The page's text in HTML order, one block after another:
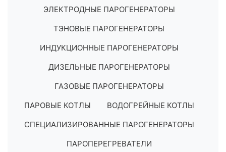
ЭЛЕКТРОДНЫЕ ПАРОГЕНЕРАТОРЫ
ТЭНОВЫЕ ПАРОГЕНЕРАТОРЫ
ИНДУКЦИОННЫЕ ПАРОГЕНЕРАТОРЫ
ДИЗЕЛЬНЫЕ ПАРОГЕНЕРАТОРЫ
ГАЗОВЫЕ ПАРОГЕНЕРАТОРЫ
ПАРОВЫЕ КОТЛЫ
ВОДОГРЕЙНЫЕ КОТЛЫ
СПЕЦИАЛИЗИРОВАННЫЕ ПАРОГЕНЕРАТОРЫ
ПАРОПЕРЕГРЕВАТЕЛИ